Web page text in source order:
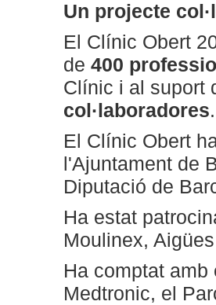
Un projecte
El Clínic Obert
de 400
Clínic i al suport
col·laboradores.
El Clínic Obert
l'Ajuntament de
Diputació de
Ha estat
Moulinex,
Ha comptat
Medtronic, el